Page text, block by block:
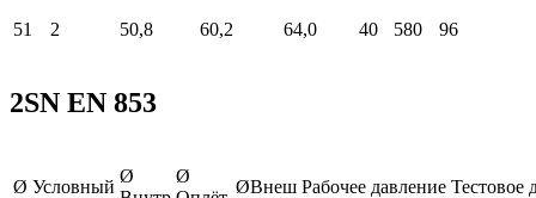
51 2 50,8 60,2 64,0 40 580 96
2SN EN 853
Ø Условный
Ø
Ø
ØВнеш Рабочее давление Тестовое